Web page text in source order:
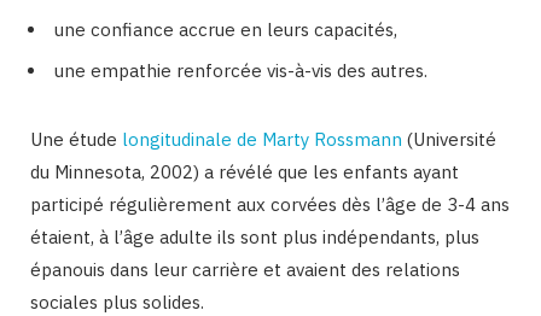
une confiance accrue en leurs capacités,
une empathie renforcée vis-à-vis des autres.
Une étude longitudinale de Marty Rossmann (Université
du Minnesota, 2002) a révélé que les enfants ayant
participé régulièrement aux corvées dès l’âge de 3-4 ans
étaient, à l’âge adulte ils sont plus indépendants, plus
épanouis dans leur carrière et avaient des relations
sociales plus solides.